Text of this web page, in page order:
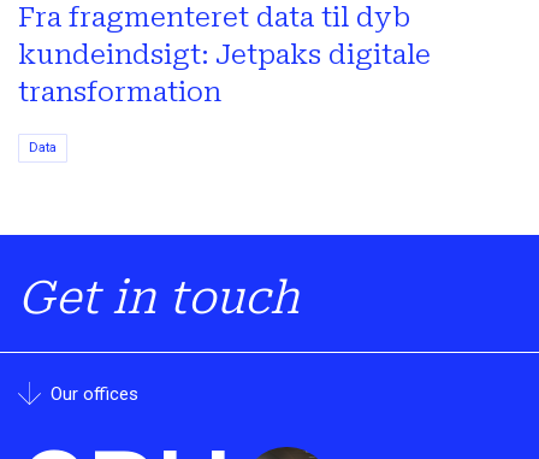
Fra fragmenteret data til dyb
kundeindsigt: Jetpaks digitale
transformation
Data
Get in touch
Our offices